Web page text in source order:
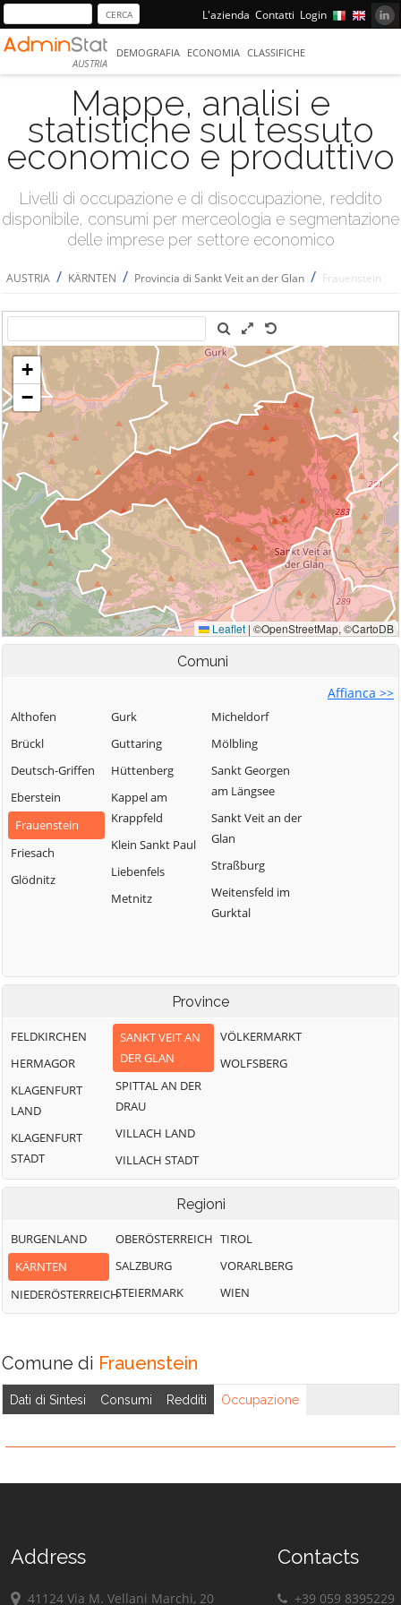
L'azienda Contatti Login
AUSTRIA
DEMOGRAFIA ECONOMIA CLASSIFICHE
Mappe, analisi e
statistiche sul tessuto
economico e produttivo
Livelli di occupazione e di disoccupazione, reddito
disponibile, consumi per merceologia e segmentazione
delle imprese per settore economico
AUSTRIA / KÄRNTEN / Provincia di Sankt Veit an der Glan / Frauenstein
Comuni
Affianca >>
Althofen
Brückl
Deutsch-Griffen
Eberstein
Frauenstein
Friesach
Glödnitz
Gurk
Guttaring
Hüttenberg
Kappel am
Krappfeld
Klein Sankt Paul
Liebenfels
Metnitz
Micheldorf
Mölbling
Sankt Georgen
am Längsee
Sankt Veit an der
Glan
Straßburg
Weitensfeld im
Gurktal
Province
FELDKIRCHEN
HERMAGOR
KLAGENFURT
LAND
KLAGENFURT
STADT
SANKT VEIT AN
DER GLAN
SPITTAL AN DER
DRAU
VILLACH LAND
VILLACH STADT
VÖLKERMARKT
WOLFSBERG
Regioni
BURGENLAND
KÄRNTEN
NIEDERÖSTERREICH
OBERÖSTERREICH
SALZBURG
STEIERMARK
TIROL
VORARLBERG
WIEN
Comune di Frauenstein
Dati di Sintesi Consumi Redditi Occupazione
Address
41124 Via M. Vellani Marchi, 20
Contacts
+39 059 8395229